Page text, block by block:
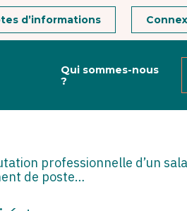
d’informations
Qui sommes-nous
?
?
professionnelle d’un
de poste…